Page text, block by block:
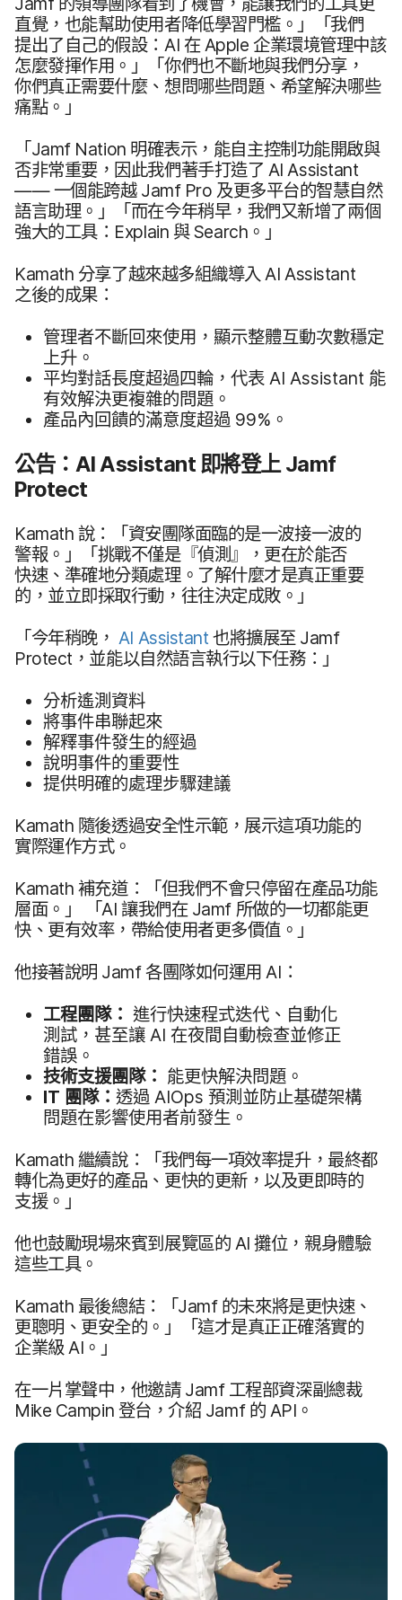
直覺，​也​能​幫助​使用​者​降低學​習門檻。​」​「我們​
提出​了​自己​的​假設： AI 在Apple企業​環境​管理​中該​
怎麼​發揮​作用。​」​「你們​也​不斷地​與​我們​分享，​
你們​真正​需要​什麼、​想問​哪些​問題、​希望​解決​哪些​
痛點。​」
「Jamf Nation 明確​表示，​能​自​主控制功​能​開啟​與​
否非常​重要，​因此​我們​著手​打造​了 AI Assistant
—— 一​個​能​跨越Jamf Pro 及​更多​平台​的​智慧​自然​
語言助理。​」​「而​在​今年​稍早，​我們​又​新增了​兩​個​
強大​的​工具： Explain 與Search 。」
Kamath 分享​了​越來​越多​組織​導入 AI Assistant
之後​的​成果：
管理​者​不斷​回來​使用，​顯示​整體​互動​次數​穩定​
上升。
平均​對​話長​度​超過​四輪，​代表 AI Assistant 能​
有效​解決​更​複雜​的​問題。
產品​內​回饋​的​滿意度​超過 99%。
公告： AI Assistant 即將​登上Jamf
Protect
Kamath 說：​「資安團​隊​面臨​的​是​一​波接​一波​的​
警報。​」​「挑戰​不僅​是​『偵測』，​更​在​於​能否​
快速、​準確​地​分類​處理。​了​解​什麼才​是​真正​重要​
的，​並​立即​採取​行動，​往往​決定​成敗。​」
「今年​稍晚， AI Assistant 也​將​擴展​至Jamf
Protect ，​並​能​以​自然​語言​執行​以下​任務：」
分析​遙測​資料
將​事件​串​聯起​來
解釋​事件​發生​的​經過
說明​事件​的​重要​性
提供​明確​的​處理​步驟​建議
Kamath 隨​後​透過​安全​性​示範，​展示​這​項​功能​的​
實際​運作​方式。
Kamath 補​充道：​「但​我們​不會​只​停留​在​產品​功​能​
層面。​」
「AI 讓​我們​在Jamf 所​做​的​一切​都​能​更​
快、​更​有​效率，​帶給​使用​者​更多​價值。​」
他​接著​說明 Jamf各​團隊​如何​運用 AI ：
工程團隊： 進行​快速​程式​迭代、​自動化​
測試，​甚至​讓 AI 在​夜間​自動​檢查​並​修正​
錯誤。
技術​支援​團隊： 能​更​快​解決​問題。
IT 團隊： 透過 AIOps 預測​並​防止​基礎​架構​
問題​在​影響​使用​者​前​發生。
Kamath 繼續​說：​「我們​每​一​項​效率​提升，​最終​都​
轉化為​更好​的​產品、​更快​的​更新，​以及​更​即時​的​
支援。​」
他​也​鼓勵​現場​來​賓到​展覽區​的 AI攤位，​親身​體驗​
這些​工具。
Kamath 最後​總結：​「Jamf 的​未來​將​是​更​快速、​
更​聰明、​更​安全​的。」​「這​才​是​真正​正確​落實​的​
企業​級 AI 。」
在​一片​掌聲​中，​他​邀請Jamf 工程部​資深​副總裁
Mike Campin 登台，​介紹 Jamf 的 API 。